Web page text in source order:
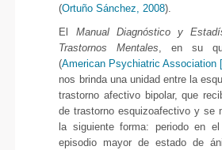
(Ortuño Sánchez, 2008).
El Manual Diagnóstico y
Trastornos Mentales, en su
(American Psychiatric Association
nos brinda una unidad entre la
trastorno afectivo bipolar, que
de trastorno esquizoafectivo y se
la siguiente forma: periodo en
episodio mayor de estado de